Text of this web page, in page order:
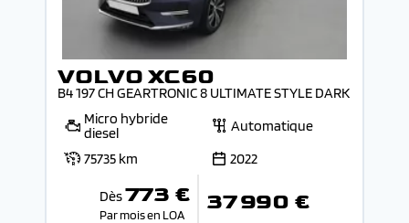
VOLVO XC60
B4 197 CH GEARTRONIC 8 ULTIMATE STYLE DARK
Micro hybride
diesel
Automatique
75735 km
2022
Dès773 €
Par mois en LOA 37 990 €